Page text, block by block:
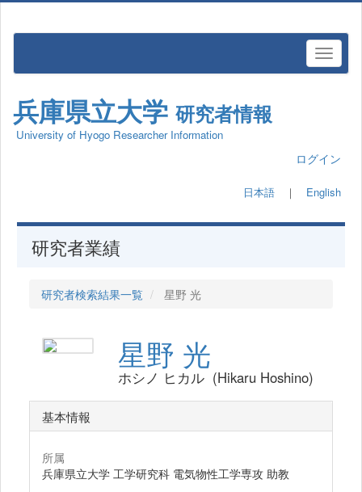
兵庫県立大学 研究者情報
University of Hyogo Researcher Information
ログイン
日本語 ｜ English
研究者業績
研究者検索結果一覧 星野 光
星野 光
ホシノ ヒカル (Hikaru Hoshino)
基本情報
所属
兵庫県立大学 工学研究科 電気物性工学専攻 助教